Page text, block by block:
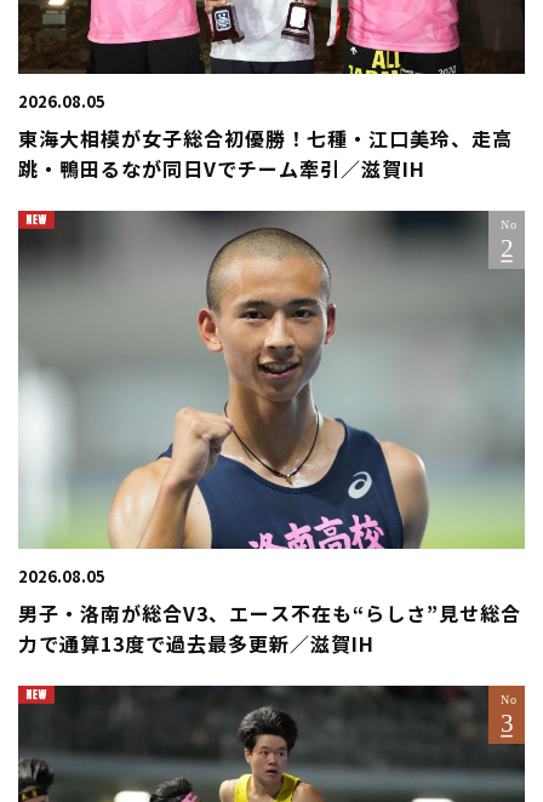
2026.08.05
東海大相模が女子総合初優勝！七種・江口美玲、走高
跳・鴨田るなが同日Vでチーム牽引／滋賀IH
2026.08.05
男子・洛南が総合V3、エース不在も“らしさ”見せ総合
力で通算13度で過去最多更新／滋賀IH